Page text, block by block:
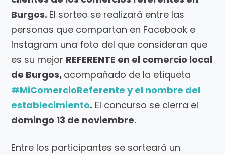
Burgos. El sorteo se realizará entre las
personas que compartan en Facebook e
Instagram una foto del que consideran que
es su mejor REFERENTE en el comercio local
de Burgos, acompañado de la etiqueta
#MiComercioReferente y el nombre del
establecimiento. El concurso se cierra el
domingo 13 de noviembre.
Entre los participantes se sorteará un